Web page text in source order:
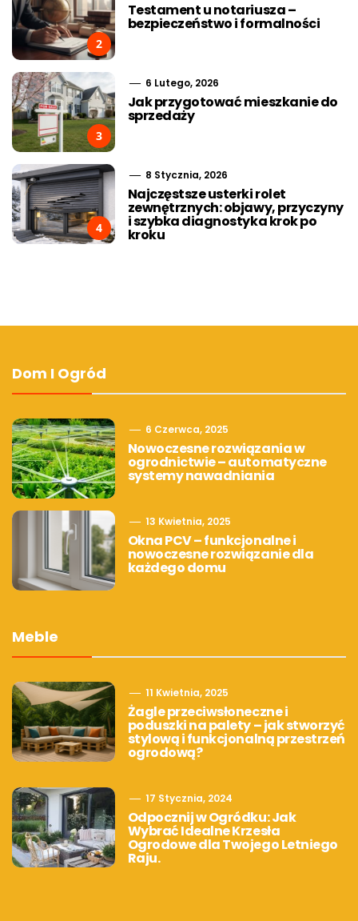
2
Testament u notariusza –
bezpieczeństwo i formalności
3
6 Lutego, 2026
Jak przygotować mieszkanie do
sprzedaży
4
8 Stycznia, 2026
Najczęstsze usterki rolet
zewnętrznych: objawy, przyczyny
i szybka diagnostyka krok po
kroku
Dom I Ogród
6 Czerwca, 2025
Nowoczesne rozwiązania w
ogrodnictwie – automatyczne
systemy nawadniania
13 Kwietnia, 2025
Okna PCV – funkcjonalne i
nowoczesne rozwiązanie dla
każdego domu
Meble
11 Kwietnia, 2025
Żagle przeciwsłoneczne i
poduszki na palety – jak stworzyć
stylową i funkcjonalną przestrzeń
ogrodową?
17 Stycznia, 2024
Odpocznij w Ogródku: Jak
Wybrać Idealne Krzesła
Ogrodowe dla Twojego Letniego
Raju.